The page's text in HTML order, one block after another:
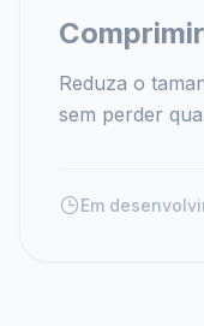
Reduza o
sem perder
Em